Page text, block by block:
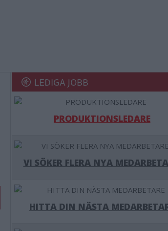
LEDIGA JOBB
PRODUKTIONSLEDARE
VI SÖKER FLERA NYA
HITTA DIN NÄSTA